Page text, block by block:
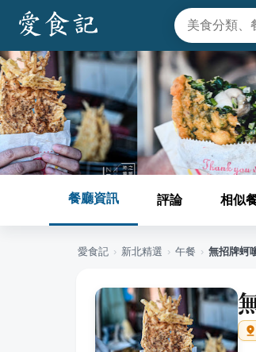
餐廳資訊 評論 相似
愛食記 › 新北精選 › 午餐 › 無招牌蚵